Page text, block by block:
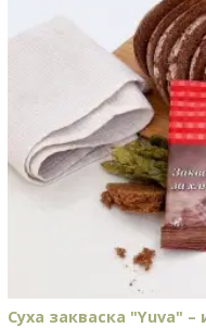
Суха закваска "Yuva"